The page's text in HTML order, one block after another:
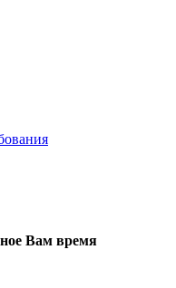
Вам время